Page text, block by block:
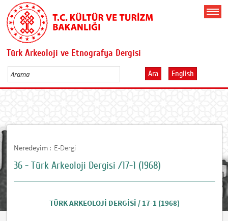
Türk Arkeoloji ve Etnografya Dergisi
Ara English
Neredeyim : E-Dergi
36 - Türk Arkeoloji Dergisi /17-1 (1968)
TÜRK ARKEOLOJİ DERGİSİ / 17-1 (1968)